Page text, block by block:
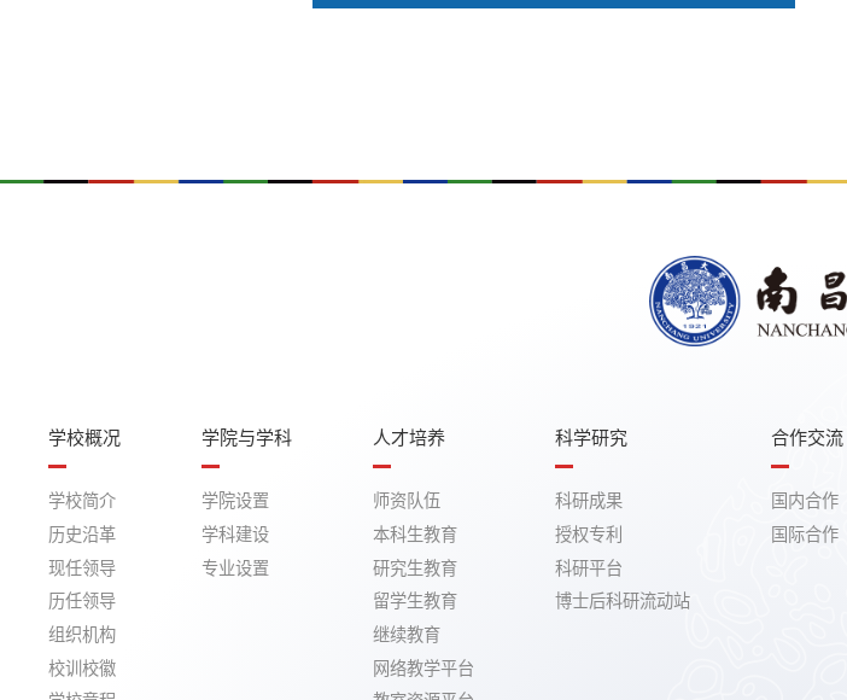
学校概况
学校简介
历史沿革
现任领导
历任领导
组织机构
校训校徽
学院与学科
学院设置
学科建设
专业设置
人才培养
师资队伍
本科生教育
研究生教育
留学生教育
继续教育
网络教学平台
科学研究
科研成果
授权专利
科研平台
博士后科研流动站
合作交流
国内合作
国际合作